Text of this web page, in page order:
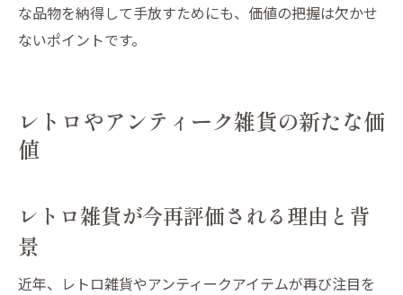
な品物を納得して手放すためにも、価値の把握は欠かせ
ないポイントです。
レトロやアンティーク雑貨の新たな価
値
レトロ雑貨が今再評価される理由と背
景
近年、レトロ雑貨やアンティークアイテムが再び注目を